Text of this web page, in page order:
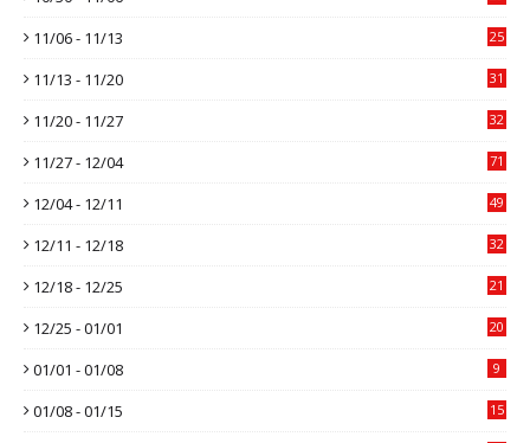
11/06 - 11/13 25
11/13 - 11/20 31
11/20 - 11/27 32
11/27 - 12/04 71
12/04 - 12/11 49
12/11 - 12/18 32
12/18 - 12/25 21
12/25 - 01/01 20
01/01 - 01/08 9
01/08 - 01/15 15